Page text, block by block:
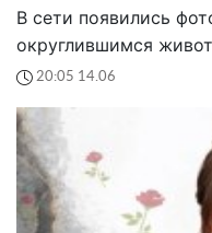
В сети появились
округлившимся
20:05 14.06